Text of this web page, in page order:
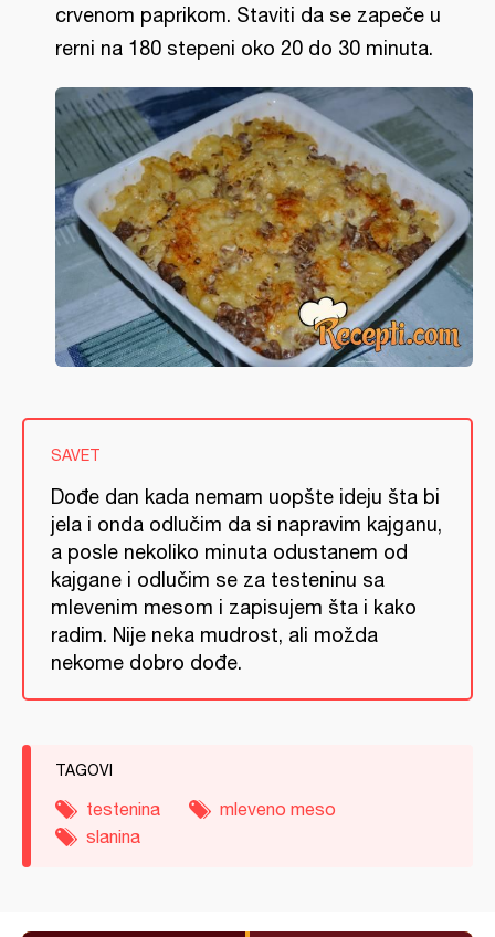
crvenom paprikom. Staviti da se zapeče u
rerni na 180 stepeni oko 20 do 30 minuta.
SAVET
Dođe dan kada nemam uopšte ideju šta bi
jela i onda odlučim da si napravim kajganu,
a posle nekoliko minuta odustanem od
kajgane i odlučim se za testeninu sa
mlevenim mesom i zapisujem šta i kako
radim. Nije neka mudrost, ali možda
nekome dobro dođe.
TAGOVI
testenina
mleveno meso
slanina